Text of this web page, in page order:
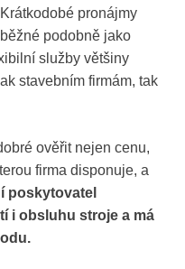
pronájmy
podobně jako
služby většiny
stavebním firmám, tak
ověřit nejen cenu,
firma disponuje, a
poskytovatel
i obsluhu stroje a má